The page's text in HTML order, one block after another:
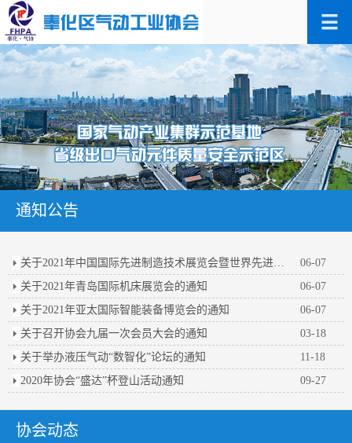
通知公告
06-07
关于2021年青岛国际机床展览会的通知
06-07
关于2021年亚太国际智能装备博览会的通知
06-07
关于召开协会九届一次会员大会的通知
03-18
关于举办液压气动“数智化”论坛的通知
11-18
2020年协会“盛达”杯登山活动通知
09-27
协会动态